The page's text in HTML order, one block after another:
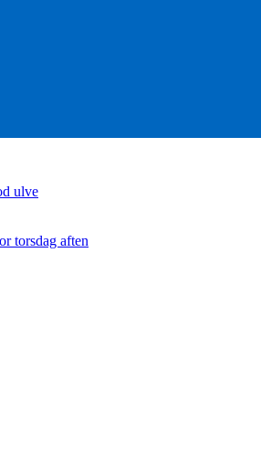
ulve
torsdag aften